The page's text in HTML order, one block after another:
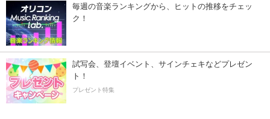
毎週の音楽ランキングから、ヒットの推移をチェッ
ク！
試写会、登壇イベント、サインチェキなどプレゼン
ト！
プレゼント特集